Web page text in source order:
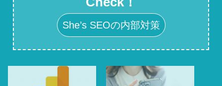
She’s SEOの内部対策